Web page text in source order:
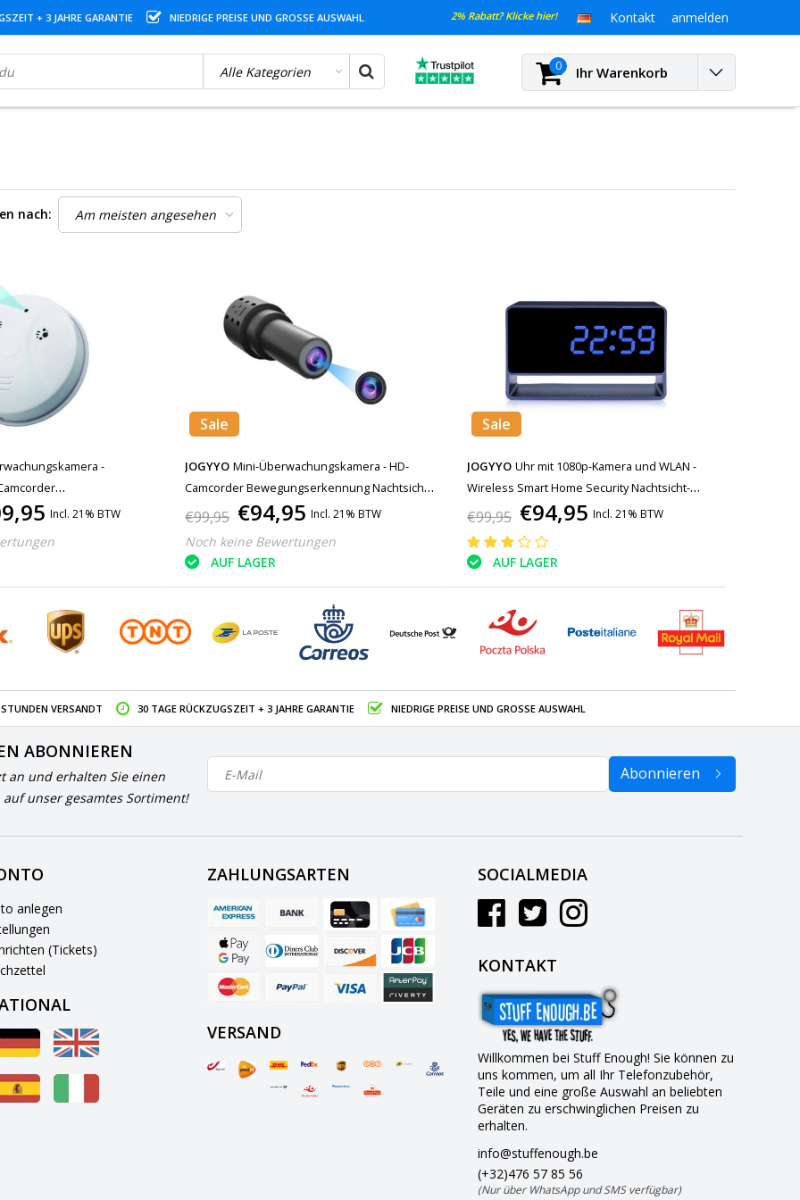
+ 3 JAHRE GARANTIE NIEDRIGE PREISE UND GROSSE AUSWAHL 2% Rabatt? Klicke hier! Kontakt anmelden
0 Ihr Warenkorb
nach:
-
WeißIncl. 21% BTW
Sale
JOGYYO Mini-Überwachungskamera - HD-
Camcorder Bewegungserkennung Nachtsicht
Schwarz
€99,95 €94,95 Incl. 21% BTW
Noch keine Bewertungen
AUF LAGER
Sale
JOGYYO Uhr mit 1080p-Kamera und WLAN -
Wireless Smart Home Security Nachtsicht-
Bewegungserkennung
€99,95 €94,95 Incl. 21% BTW
AUF LAGER
VERSANDT 30 TAGE RÜCKZUGSZEIT + 3 JAHRE GARANTIE NIEDRIGE PREISE UND GROSSE AUSWAHL
ABONNIEREN
an und erhalten Sie einen
auf unser gesamtes Sortiment!
Abonnieren
anlegen
(Tickets)
ZAHLUNGSARTEN
VERSAND
SOCIALMEDIA
KONTAKT
Willkommen bei Stuff Enough! Sie können zu
uns kommen, um all Ihr Telefonzubehör,
Teile und eine große Auswahl an beliebten
Geräten zu erschwinglichen Preisen zu
erhalten.
info@stuffenough.be
(+32)476 57 85 56
(Nur über WhatsApp und SMS verfügbar)